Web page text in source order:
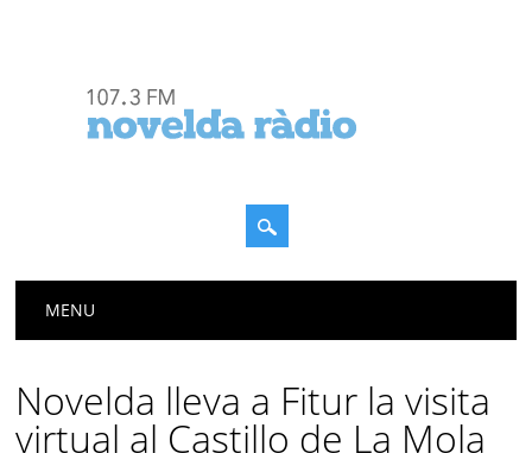
Menú principal
MENU
Novelda lleva a Fitur la visita
virtual al Castillo de La Mola